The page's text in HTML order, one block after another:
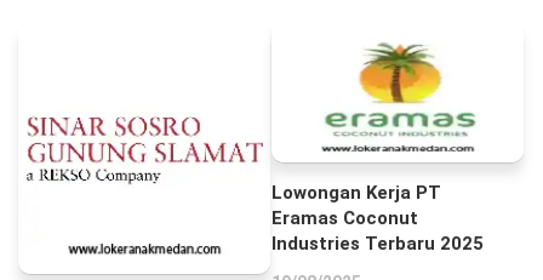
Lowongan Kerja PT
Eramas Coconut
Industries Terbaru 2025